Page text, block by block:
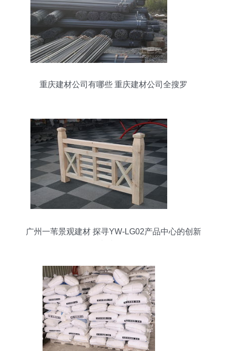
重庆建材公司有哪些 重庆建材公司全搜罗
广州一苇景观建材 探寻YW-LG02产品中心的创新